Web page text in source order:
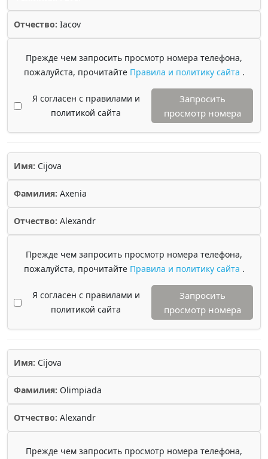
Отчество: Iacov
Прежде чем запросить просмотр номера телефона,
пожалуйста, прочитайте Правила и политику сайта .
Я согласен с правилами и
политикой сайта
Запросить
просмотр номера
Имя: Cijova
Фамилия: Axenia
Отчество: Alexandr
Прежде чем запросить просмотр номера телефона,
пожалуйста, прочитайте Правила и политику сайта .
Я согласен с правилами и
политикой сайта
Запросить
просмотр номера
Имя: Cijova
Фамилия: Olimpiada
Отчество: Alexandr
Прежде чем запросить просмотр номера телефона,